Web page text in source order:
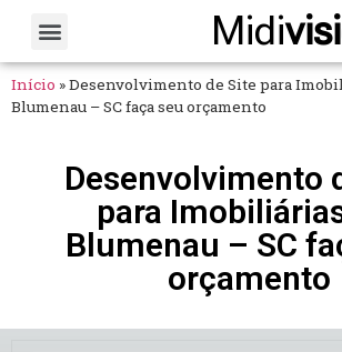
Midi
Início »Desenvolvimento de Site para
Blumenau – SC faça seu orçamento
Desenvolvimento
para
Blumenau – SC
orçamento